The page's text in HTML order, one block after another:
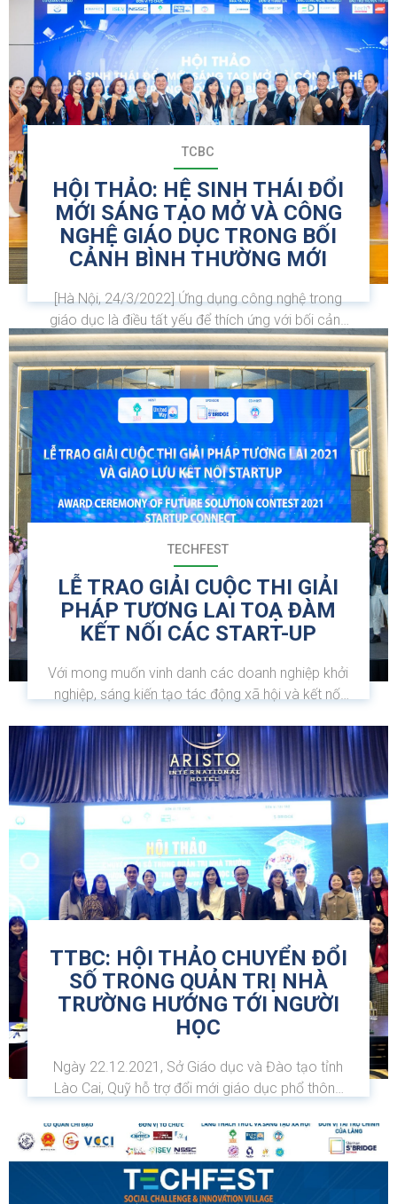
TCBC
HỘI THẢO: HỆ SINH THÁI ĐỔI
MỚI SÁNG TẠO MỞ VÀ CÔNG
NGHỆ GIÁO DỤC TRONG BỐI
CẢNH BÌNH THƯỜNG MỚI
[Hà Nội, 24/3/2022] Ứng dụng công nghệ trong
giáo dục là điều tất yếu để thích ứng với bối cảnh
đại dịch. Chính vì vậy, thị trường công nghệ giáo
dục Việt Nam đang được đánh giá vô cùng tiềm
năng với tổng vốn đầu tư vào doanh nghiệp khởi...
TECHFEST
LỄ TRAO GIẢI CUỘC THI GIẢI
PHÁP TƯƠNG LAI TOẠ ĐÀM
KẾT NỐI CÁC START-UP
Với mong muốn vinh danh các doanh nghiệp khởi
nghiệp, sáng kiến tạo tác động xã hội và kết nối
góp phần thúc đẩy hệ sinh thái khởi nghiệp sáng
tạo của Việt Nam, giải quyết những thách thức
đặt...
TTBC: HỘI THẢO CHUYỂN ĐỔI
SỐ TRONG QUẢN TRỊ NHÀ
TRƯỜNG HƯỚNG TỚI NGƯỜI
HỌC
Ngày 22.12.2021, Sở Giáo dục và Đào tạo tỉnh
Lào Cai, Quỹ hỗ trợ đổi mới giáo dục phổ thông
vững (MSD) – United Way Việt Nam đã tổ chức
hội thảo “Chuyển đổi số trong quản trị nhà trường
hướng...